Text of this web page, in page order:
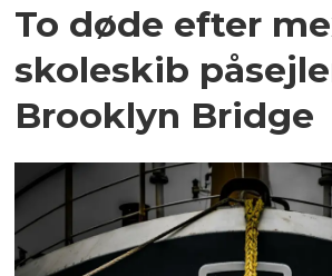
To døde efter
skoleskib
Brooklyn Bridge